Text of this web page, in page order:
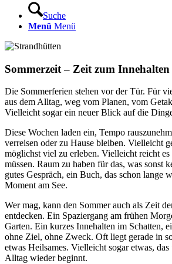
Suche
Menü Menü
Sommerzeit – Zeit zum Innehalten
Die Sommerferien stehen vor der Tür. Für
aus dem Alltag, weg vom Planen, vom
Vielleicht sogar ein neuer Blick auf die
Diese Wochen laden ein, Tempo
verreisen oder zu Hause bleiben. Vielleicht
möglichst viel zu erleben. Vielleicht reicht
müssen. Raum zu haben für das, was sonst
gutes Gespräch, ein Buch, das schon lange
Moment am See.
Wer mag, kann den Sommer auch als Zeit
entdecken. Ein Spaziergang am frühen
Garten. Ein kurzes Innehalten im Schatten,
ohne Ziel, ohne Zweck. Oft liegt gerade in
etwas Heilsames. Vielleicht sogar etwas,
Alltag wieder beginnt.